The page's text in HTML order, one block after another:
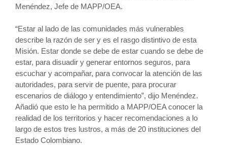
Menéndez, Jefe de MAPP/OEA.
“Estar al lado de las comunidades más vulnerables
describe la razón de ser y es el rasgo distintivo de esta
Misión. Estar donde se debe de estar cuando se debe de
estar, para disuadir y generar entornos seguros, para
escuchar y acompañar, para convocar la atención de las
autoridades, para servir de puente, para procurar
escenarios de diálogo y entendimiento”, dijo Menéndez.
Añadió que esto le ha permitido a MAPP/OEA conocer la
realidad de los territorios y hacer recomendaciones a lo
largo de estos tres lustros, a más de 20 instituciones del
Estado Colombiano.